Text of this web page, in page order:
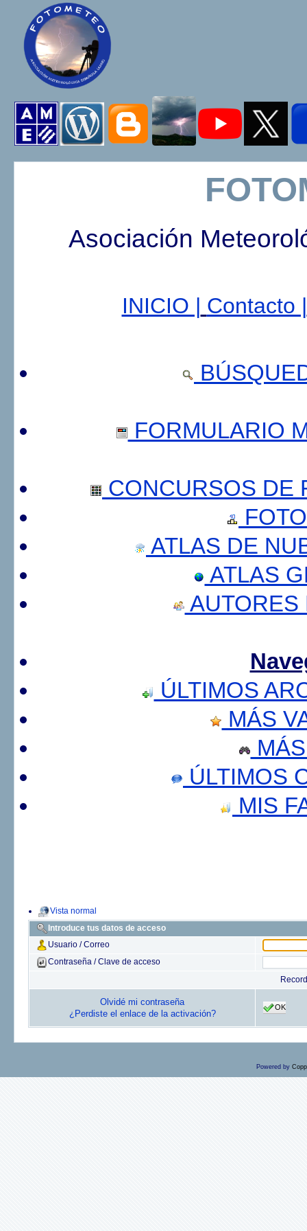
Asociación
INICIO | Contacto |
FORMULARIO
CONCURSOS DE
ATLAS DE
ATLAS
AUTORES
ÚLTIMOS
MÁS
ÚLTIMOS
MIS
Vista normal
Introduce tus datos de acceso
Usuario / Correo
Contraseña / Clave de acceso
Olvidé mi contraseña
¿Perdiste el enlace de la activación?
OK
Powered by